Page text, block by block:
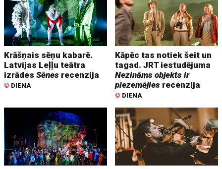
Krāšņais sēņu kabarē.
Latvijas Leļļu teātra
izrādesSēnes recenzija
© DIENA
Kāpēc tas notiek šeit un
tagad. JRT iestudējuma
Nezināms objekts ir
piezemējies recenzija
© DIENA